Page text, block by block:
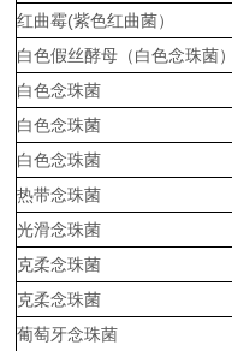
红曲霉(紫色红曲菌）
白色假丝酵母（白色念珠菌）
白色念珠菌
白色念珠菌
白色念珠菌
热带念珠菌
光滑念珠菌
克柔念珠菌
克柔念珠菌
葡萄牙念珠菌